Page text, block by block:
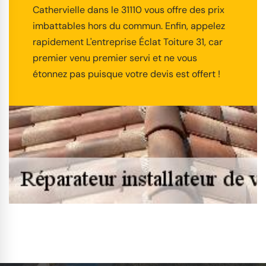
Cathervielle dans le 31110 vous offre des prix
imbattables hors du commun. Enfin, appelez
rapidement L'entreprise Éclat Toiture 31, car
premier venu premier servi et ne vous
étonnez pas puisque votre devis est offert !